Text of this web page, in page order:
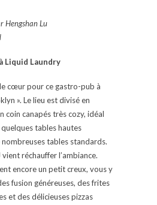
Hengshan Lu
Liquid Laundry
cœur pour ce gastro-pub à
». Le lieu est divisé en
coin canapés très cozy, idéal
tables hautes
tables standards.
réchauffer l’ambiance.
encore un petit creux, vous y
fusion généreuses, des frites
et des délicieuses pizzas